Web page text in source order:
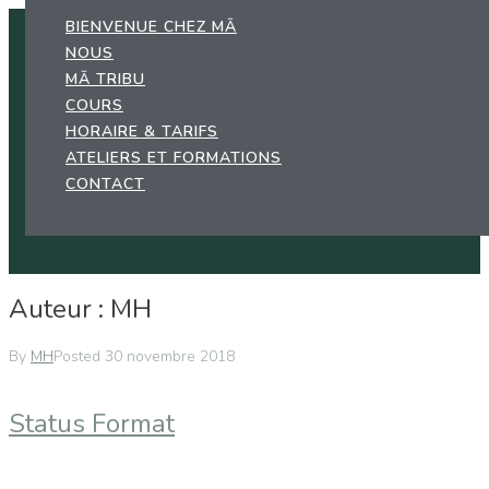
BIENVENUE CHEZ MĀ
NOUS
MĀ TRIBU
COURS
HORAIRE & TARIFS
ATELIERS ET FORMATIONS
CONTACT
Auteur : MH
By MHPosted 30 novembre 2018
Status Format